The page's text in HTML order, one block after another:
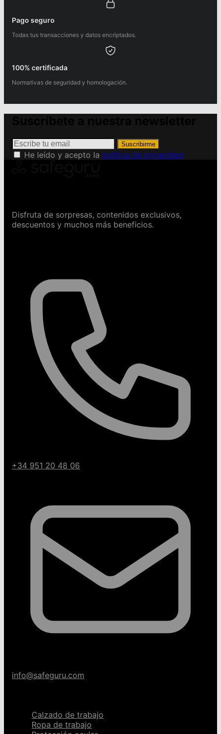
Pago seguro
Todas tus transacciones y datos encriptados.
100% certificada
Normativas de seguridad y homologación.
Suscribirme
He leído y acepto la política de privacidad
Disfruta de sorpresas, contenidos exclusivos,
descuentos y muchos más beneficios.
+34 951 20 48 06
info@safeguru.com
Calzado de trabajo
Ropa de trabajo